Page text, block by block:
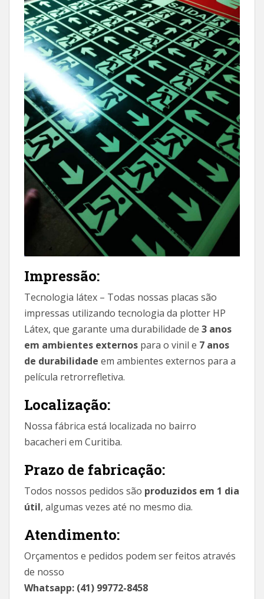
Impressão:
Tecnologia látex – Todas nossas placas são
impressas utilizando tecnologia da plotter HP
Látex, que garante uma durabilidade de 3 anos
em ambientes externos para o vinil e 7 anos
de durabilidade em ambientes externos para a
película retrorrefletiva.
Localização:
Nossa fábrica está localizada no bairro
bacacheri em Curitiba.
Prazo de fabricação:
Todos nossos pedidos são produzidos em 1 dia
útil, algumas vezes até no mesmo dia.
Atendimento:
Orçamentos e pedidos podem ser feitos através
de nosso
Whatsapp: (41) 99772-8458